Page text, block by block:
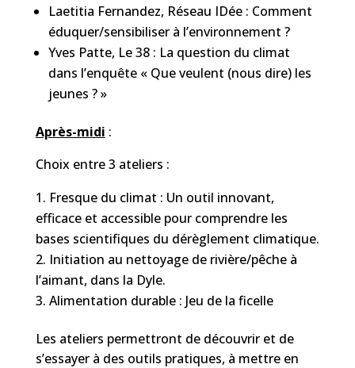
Laetitia Fernandez, Réseau IDée : Comment
éduquer/sensibiliser à l’environnement ?
Yves Patte, Le 38 : La question du climat
dans l’enquête « Que veulent (nous dire) les
jeunes ? »
Après-midi :
Choix entre 3 ateliers :
Fresque du climat : Un outil innovant,
efficace et accessible pour comprendre les
bases scientifiques du dérèglement climatique.
Initiation au nettoyage de rivière/pêche à
l’aimant, dans la Dyle.
Alimentation durable : Jeu de la ficelle
Les ateliers permettront de découvrir et de
s’essayer à des outils pratiques, à mettre en